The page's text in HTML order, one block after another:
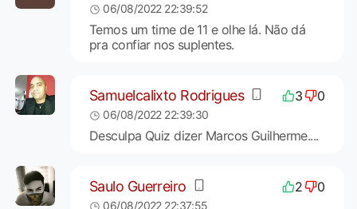
06/08/2022 22:39:52
Temos um time de 11 e olhe lá. Não dá
pra confiar nos suplentes.
Samuelcalixto Rodrigues 3 0
06/08/2022 22:39:30
Desculpa Quiz dizer Marcos Guilherme....
Saulo Guerreiro 2 0
06/08/2022 22:37:55